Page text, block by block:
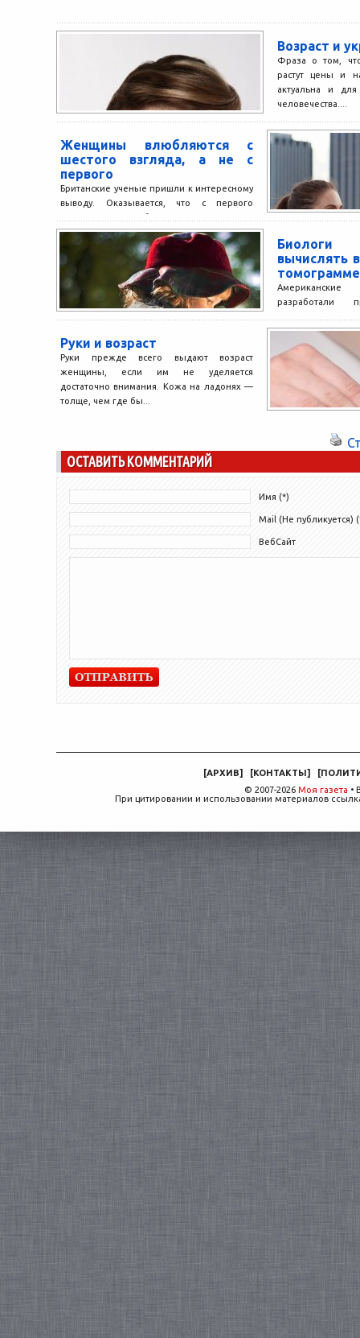
Возраст и
Фраза о том,
растут цены и
актуальна и
человечества....
Женщины влюбляются с
шестого взгляда, а не с
первого
Британские ученые пришли к интересному
выводу. Оказывается, что с первого
взгляда могут влюбиться только мужчины,
а вот женщины влюбляются лишь...
вычислять
разработали
молодых людей
точностью до
Руки и возраст
Руки прежде всего выдают возраст
женщины, если им не уделяется
достаточно внимания. Кожа на ладонях —
толще, чем где бы...
ОСТАВИТЬ КОММЕНТАРИЙ
Имя (*)
Mail (Не публикуется)
ВебСайт
[АРХИВ] [КОНТАКТЫ] [
© 2007-2026 Моя газета •
При цитировании и использовании материалов